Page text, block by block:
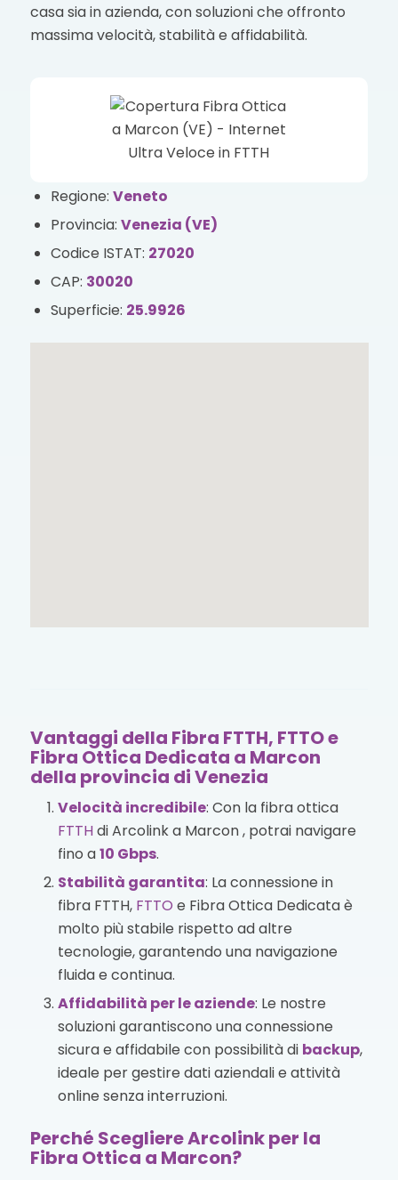
casa sia in azienda, con soluzioni che offronto
massima velocità, stabilità e affidabilità.
Regione: Veneto
Provincia: Venezia (VE)
Codice ISTAT: 27020
CAP: 30020
Superficie: 25.9926
Vantaggi della Fibra FTTH, FTTO e
Fibra Ottica Dedicata a Marcon
della provincia di Venezia
Velocità incredibile: Con la fibra ottica
FTTHdi Arcolink a Marcon , potrai navigare
fino a10 Gbps.
Stabilità garantita: La connessione in
fibra FTTH, FTTO e Fibra Ottica Dedicata è
molto più stabile rispetto ad altre
tecnologie, garantendo una navigazione
fluida e continua.
Affidabilità per le aziende: Le nostre
soluzioni garantiscono una connessione
sicura e affidabile con possibilità di backup,
ideale per gestire dati aziendali e attività
online senza interruzioni.
Perché Scegliere Arcolink per la
Fibra Ottica a Marcon?